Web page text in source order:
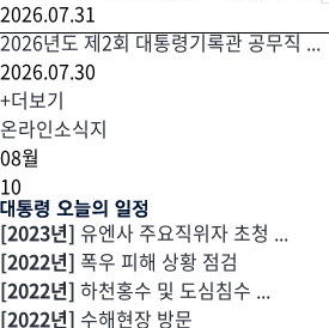
2026.07.31
2026년도 제2회 대통령기록관 공무직 ...
2026.07.30
+더보기
온라인소식지
08월
10
[2023년] 유엔사 주요직위자 초청 ...
[2022년] 폭우 피해 상황 점검
[2022년] 하천홍수 및 도심침수 ...
[2022년] 수해현장 방문